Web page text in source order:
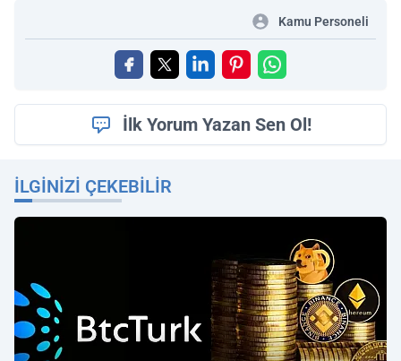
Kamu Personeli
İlk Yorum Yazan Sen Ol!
İLGINIZI ÇEKEBILIR